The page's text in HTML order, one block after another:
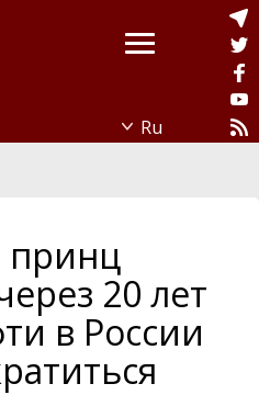
принц
20 лет
в России